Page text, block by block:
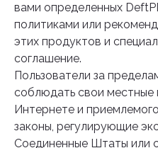
вами определенных
политиками или
этих продуктов и
соглашение.
Пользователи за
соблюдать свои местные
Интернете и
законы, регулирующие
Соединенные Штаты или